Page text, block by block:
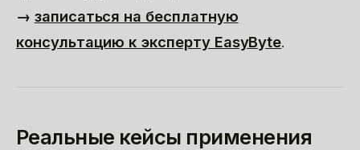
→ записаться на бесплатную
консультацию к эксперту EasyByte.
Реальные кейсы применения